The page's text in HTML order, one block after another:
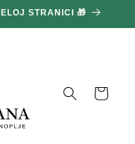
STRANICI 🎁
Košara